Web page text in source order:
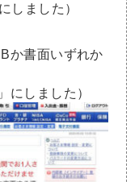
しました）
か書面いずれか
にしました）